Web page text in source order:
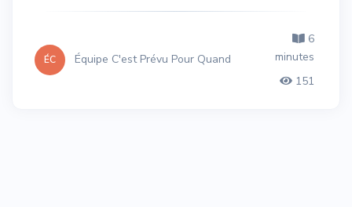
ÉC Équipe C'est Prévu Pour Quand
6
minutes
151